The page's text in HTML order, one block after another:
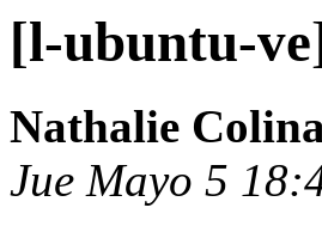
[l-ubuntu-
Nathalie
Jue Mayo 5